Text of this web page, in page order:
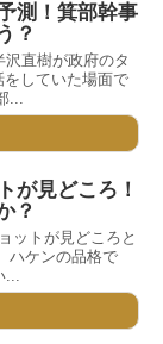
測！箕部幹事
？
直樹が政府のタ
していた場面で
...
が見どころ！
？
ットが見どころと
ハケンの品格で
...